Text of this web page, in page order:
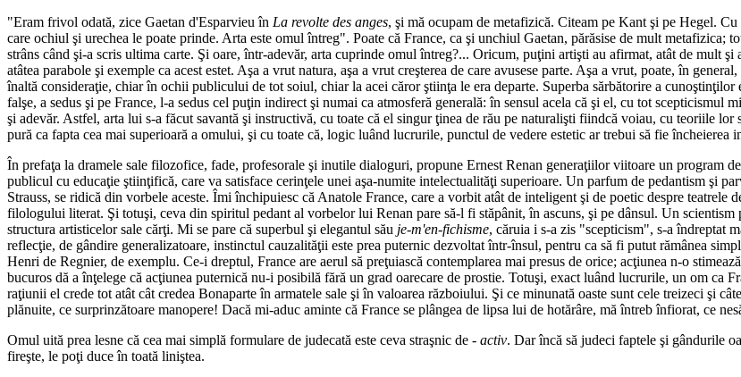
"Eram frivol odată, zice Gaetan d'Esparvieu în La revolte des anges, şi mă ocupam de metafizică. Citeam pe Kant şi pe Hegel.
care ochiul şi urechea le poate prinde. Arta este omul întreg". Poate că France, ca şi unchiul Gaetan, părăsise de mult metafizica;
strâns când şi-a scris ultima carte. Şi oare, într-adevăr, arta cuprinde omul întreg?... Oricum, puţini artişti au afirmat, atât de mult
atâtea parabole şi exemple ca acest estet. Aşa a vrut natura, aşa a vrut creşterea de care avusese parte. Aşa a vrut, poate, în
înaltă consideraţie, chiar în ochii publicului de tot soiul, chiar la acei căror ştiinţa le era departe. Superba sărbătorire a
falşe, a sedus şi pe France, l-a sedus cel puţin indirect şi numai ca atmosferă generală: în sensul acela că şi el, cu tot scepticismul
şi adevăr. Astfel, arta lui s-a făcut savantă şi instructivă, cu toate că el singur ţinea de rău pe naturalişti fiindcă voiau, cu teoriile
pură ca fapta cea mai superioară a omului, şi cu toate că, logic luând lucrurile, punctul de vedere estetic ar trebui să fie
În prefaţa la dramele sale filozofice, fade, profesorale şi inutile dialoguri, propune Ernest Renan generaţiilor viitoare un program
publicul cu educaţie ştiinţifică, care va satisface cerinţele unei aşa-numite intelectualităţi superioare. Un parfum de pedantism şi
Strauss, se ridică din vorbele aceste. Îmi închipuiesc că Anatole France, care a vorbit atât de inteligent şi de poetic despre teatrele
filologului literat. Şi totuşi, ceva din spiritul pedant al vorbelor lui Renan pare să-l fi stăpânit, în ascuns, şi pe dânsul. Un
structura artisticelor sale cărţi. Mi se pare că superbul şi elegantul său je-m'en-fichisme, căruia i s-a zis "scepticism", s-a îndreptat
reflecţie, de gândire generalizatoare, instinctul cauzalităţii este prea puternic dezvoltat într-însul, pentru ca să fi putut rămânea
Henri de Regnier, de exemplu. Ce-i dreptul, France are aerul să preţuiască contemplarea mai presus de orice; acţiunea n-o
bucuros dă a înţelege că acţiunea puternică nu-i posibilă fără un grad oarecare de prostie. Totuşi, exact luând lucrurile, un om ca
raţiunii el crede tot atât cât credea Bonaparte în armatele sale şi în valoarea războiului. Şi ce minunată oaste sunt cele treizeci şi
plănuite, ce surprinzătoare manopere! Dacă mi-aduc aminte că France se plângea de lipsa lui de hotărâre, mă întreb înfiorat, ce
Omul uită prea lesne că cea mai simplă formulare de judecată este ceva straşnic de - activ. Dar încă să judeci faptele şi gândurile
fireşte, le poţi duce în toată liniştea.